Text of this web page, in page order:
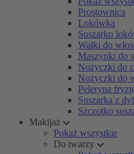
Prostownica
Lokówka
Suszarko
Wałki do
Maszynki do
Nożyczki do
Nożyczki do
Peleryna
Suszarka z
Szczotko
Makijaż
Pokaż wszystkie
Do twarzy